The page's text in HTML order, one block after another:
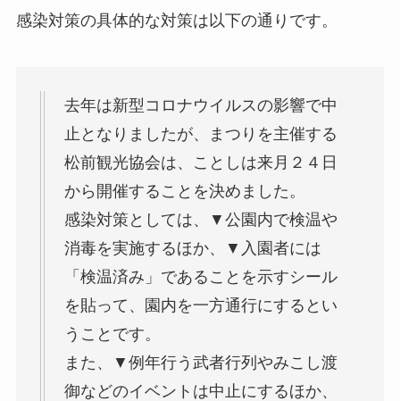
感染対策の具体的な対策は以下の通りです。
去年は新型コロナウイルスの影響で中
止となりましたが、まつりを主催する
松前観光協会は、ことしは来月２４日
から開催することを決めました。
感染対策としては、▼公園内で検温や
消毒を実施するほか、▼入園者には
「検温済み」であることを示すシール
を貼って、園内を一方通行にするとい
うことです。
また、▼例年行う武者行列やみこし渡
御などのイベントは中止にするほか、